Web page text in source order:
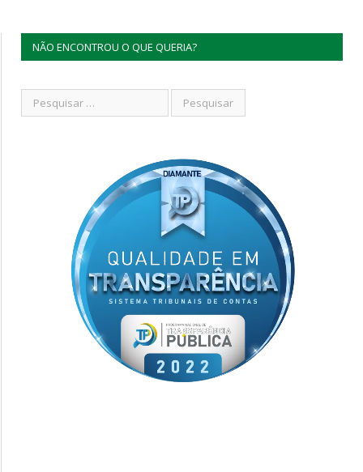
NÃO ENCONTROU O QUE QUERIA?